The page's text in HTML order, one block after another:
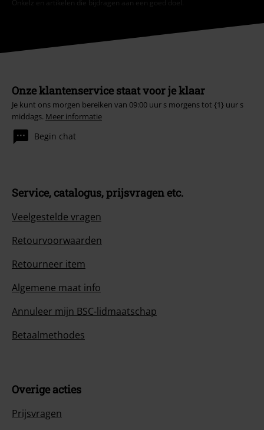
Onkelz en artikelen die bijdragen aan een goed doel.
Onze klantenservice staat voor je klaar
Je kunt ons morgen bereiken van 09:00 uur s morgens tot {1} uur s
middags. Meer informatie
Begin chat
Service, catalogus, prijsvragen etc.
Veelgestelde vragen
Retourvoorwaarden
Retourneer item
Algemene maat info
Annuleer mijn BSC-lidmaatschap
Betaalmethodes
Overige acties
Prijsvragen